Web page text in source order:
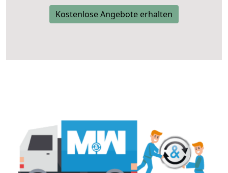
Kostenlose Angebote erhalten